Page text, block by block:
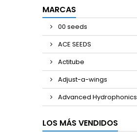
MARCAS
00 seeds
ACE SEEDS
Actitube
Adjust-a-wings
Advanced Hydrophonics
LOS MÁS VENDIDOS